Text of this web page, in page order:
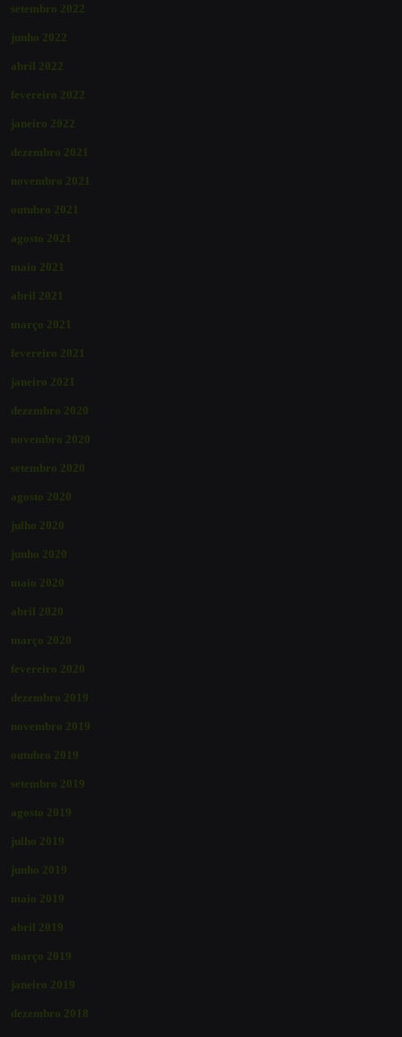
setembro 2022
junho 2022
abril 2022
fevereiro 2022
janeiro 2022
dezembro 2021
novembro 2021
outubro 2021
agosto 2021
maio 2021
abril 2021
março 2021
fevereiro 2021
janeiro 2021
dezembro 2020
novembro 2020
setembro 2020
agosto 2020
julho 2020
junho 2020
maio 2020
abril 2020
março 2020
fevereiro 2020
dezembro 2019
novembro 2019
outubro 2019
setembro 2019
agosto 2019
julho 2019
junho 2019
maio 2019
abril 2019
março 2019
janeiro 2019
dezembro 2018